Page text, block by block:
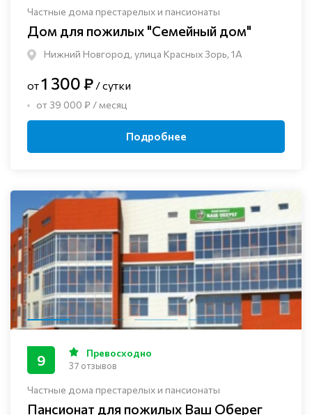
Частные дома престарелых и пансионаты
Дом для пожилых "Семейный дом"
Нижний Новгород, улица Красных Зорь, 1А
от1 300 ₽ / сутки
от 39 000 ₽ / месяц
Подробнее
Частные дома престарелых и пансионаты
Пансионат для пожилых Ваш Оберег
9 Превосходно
37 отзывов